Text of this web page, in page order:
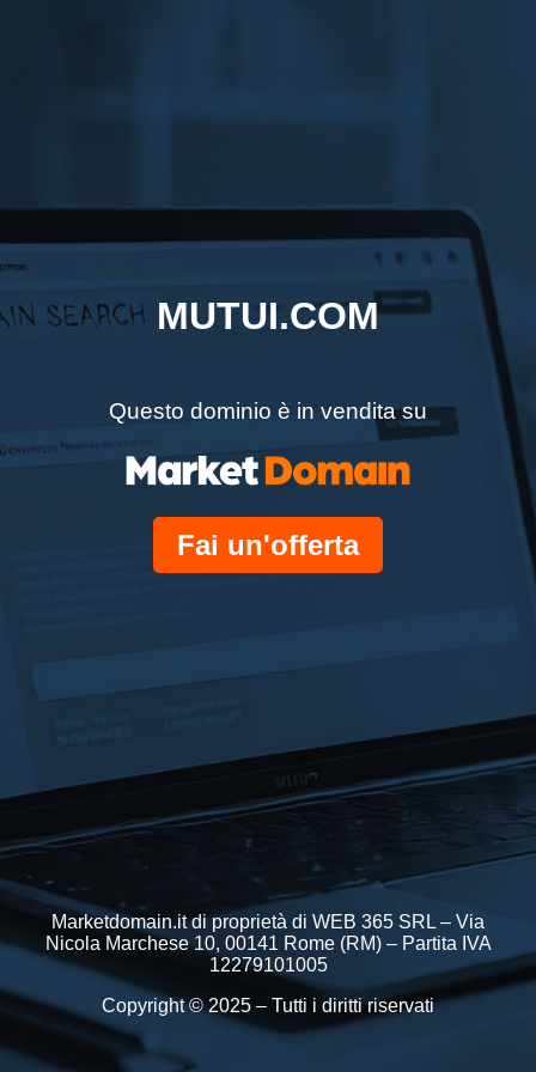
MUTUI.COM
Questo dominio è in vendita su
Fai un'offerta
Marketdomain.it di proprietà di WEB 365 SRL – Via
Nicola Marchese 10, 00141 Rome (RM) – Partita IVA
12279101005
Copyright © 2025 – Tutti i diritti riservati